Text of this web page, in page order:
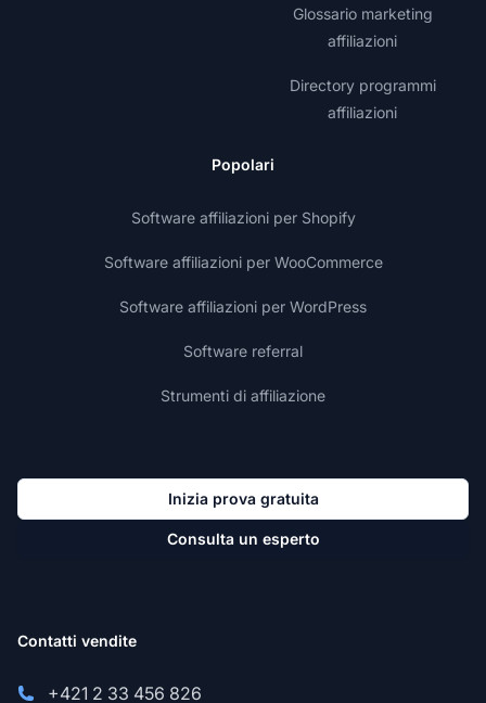
Glossario marketing
affiliazioni
Directory programmi
affiliazioni
Popolari
Software affiliazioni per Shopify
Software affiliazioni per WooCommerce
Software affiliazioni per WordPress
Software referral
Strumenti di affiliazione
Inizia prova gratuita
Consulta un esperto
Contatti vendite
+421 2 33 456 826